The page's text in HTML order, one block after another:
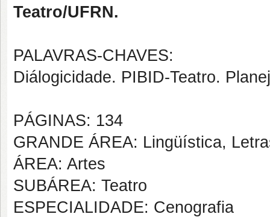
Teatro/UFRN.
PALAVRAS-CHAVES:
Diálogicidade. PIBID-Teatro.
PÁGINAS: 134
GRANDE ÁREA: Lingüística,
ÁREA: Artes
SUBÁREA: Teatro
ESPECIALIDADE: Cenografia